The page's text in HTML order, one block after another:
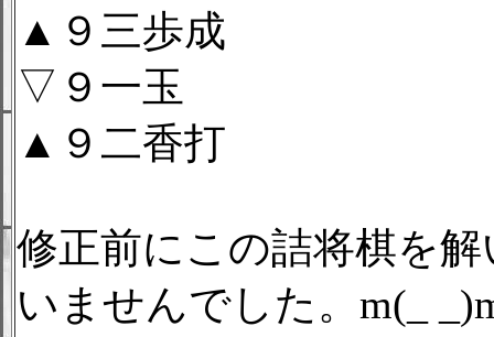
▲９三歩成
▽９一玉
▲９二香打
修正前にこの詰将棋を
いませんでした。m(_